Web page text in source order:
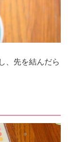
、先を結んだら